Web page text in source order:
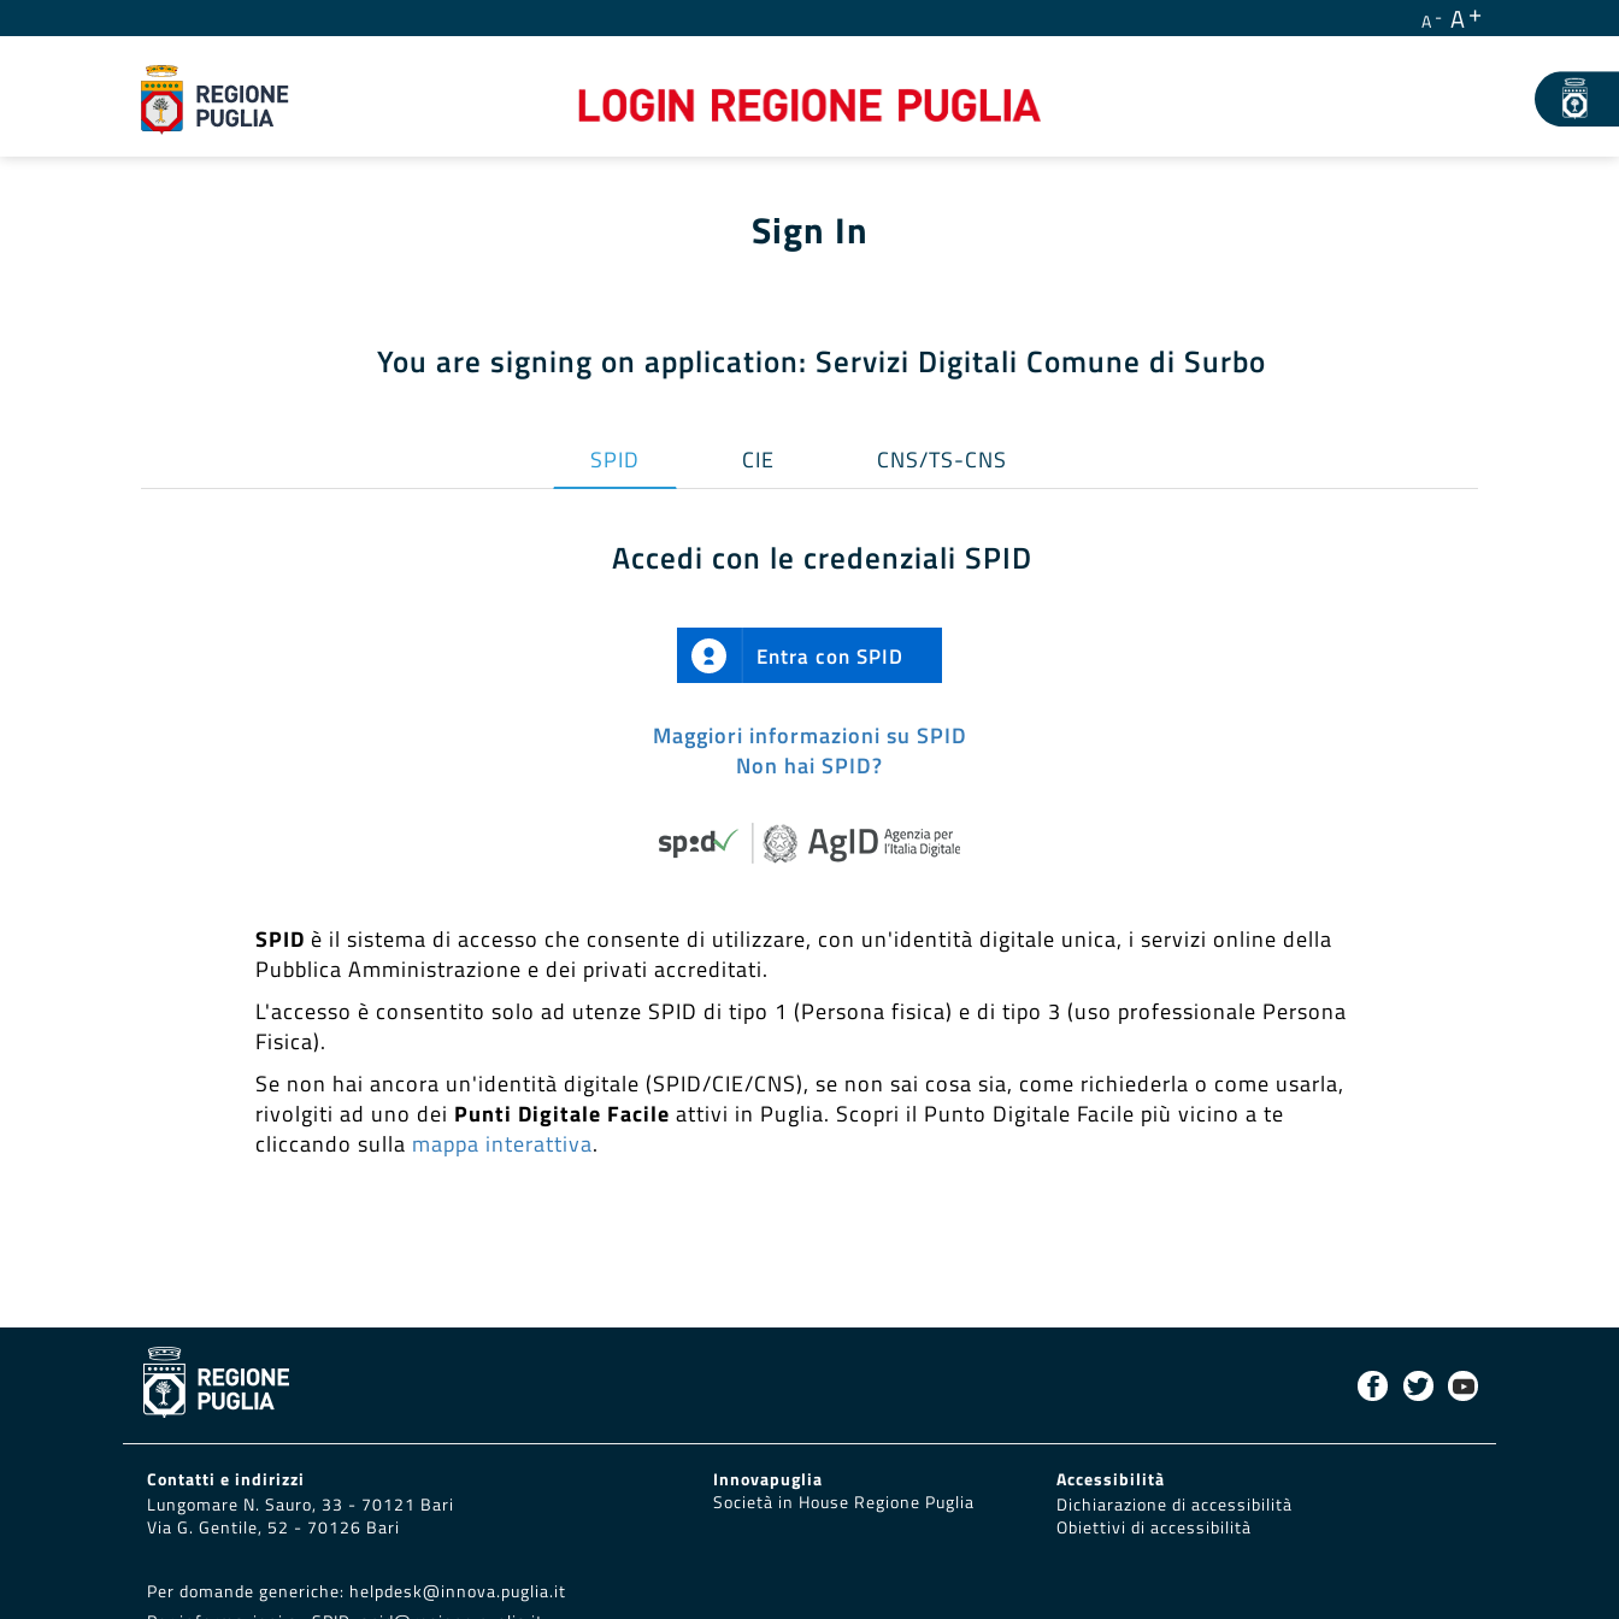
A A
Sign In
You are signing on application: Servizi Digitali Comune di Surbo
SPID CIE CNS/TS-CNS
Accedi con le credenziali SPID
Entra con SPID
Maggiori informazioni su SPID
Non hai SPID?
SPID è il sistema di accesso che consente di utilizzare, con un'identità digitale unica, i servizi online della
Pubblica Amministrazione e dei privati accreditati.
L'accesso è consentito solo ad utenze SPID di tipo 1 (Persona fisica) e di tipo 3 (uso professionale Persona
Fisica).
Se non hai ancora un'identità digitale (SPID/CIE/CNS), se non sai cosa sia, come richiederla o come usarla,
rivolgiti ad uno dei Punti Digitale Facile attivi in Puglia. Scopri il Punto Digitale Facile più vicino a te
cliccando sulla mappa interattiva.
Contatti e indirizzi
Lungomare N. Sauro, 33 - 70121 Bari
Via G. Gentile, 52 - 70126 Bari
Per domande generiche: helpdesk@innova.puglia.it
Innovapuglia
Società in House Regione Puglia
Accessibilità
Dichiarazione di accessibilità
Obiettivi di accessibilità